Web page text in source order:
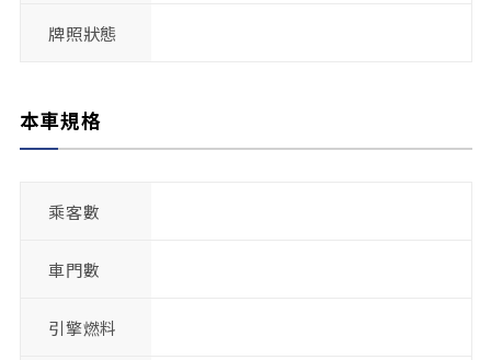
牌照狀態
本車規格
乘客數
車門數
引擎燃料